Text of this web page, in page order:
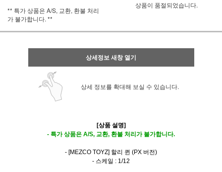
** 특가 상품은 A/S, 교환, 환불 처리
가 불가합니다. **
상품이 품절되었습니다.
상세정보 새창 열기
상세 정보를 확대해 보실 수 있습니다.
[상품 설명]
- 특가 상품은 A/S, 교환, 환불 처리가 불가합니다.
- [MEZCO TOYZ] 할리 퀸 (PX 버전)
- 스케일 : 1/12